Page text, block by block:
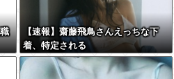
【速報】齋藤飛鳥さんえっちな下
着、特定される